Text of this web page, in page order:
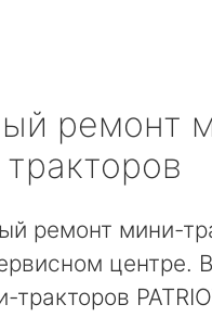
ремонт
тракторов
ремонт мини-
центре.
тракторов